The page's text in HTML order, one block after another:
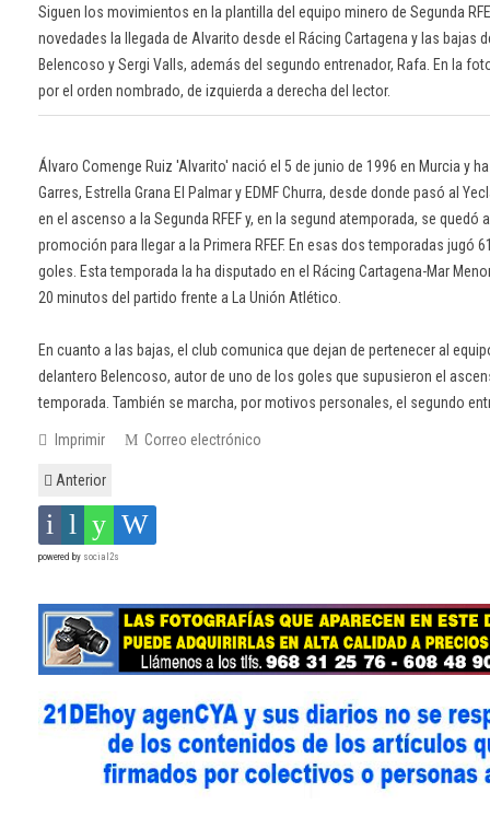
Siguen los movimientos en la plantilla del equipo minero de Segunda
novedades la llegada de Alvarito desde el Rácing Cartagena y las bajas
Belencoso y Sergi Valls, además del segundo entrenador, Rafa. En la
por el orden nombrado, de izquierda a derecha del lector.
Álvaro Comenge Ruiz 'Alvarito' nació el 5 de junio de 1996 en Murcia y
Garres, Estrella Grana El Palmar y EDMF Churra, desde donde pasó al
en el ascenso a la Segunda RFEF y, en la segund atemporada, se quedó
promoción para llegar a la Primera RFEF. En esas dos temporadas jugó
goles. Esta temporada la ha disputado en el Rácing Cartagena-Mar
20 minutos del partido frente a La Unión Atlético.
En cuanto a las bajas, el club comunica que dejan de pertenecer al
delantero Belencoso, autor de uno de los goles que supusieron el
temporada. También se marcha, por motivos personales, el segundo
Imprimir Correo electrónico
Anterior
powered by social2s